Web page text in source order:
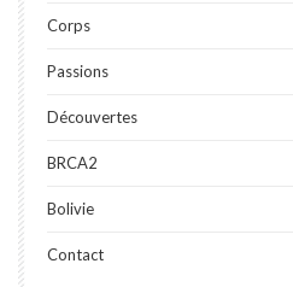
Corps
Passions
Découvertes
BRCA2
Bolivie
Contact